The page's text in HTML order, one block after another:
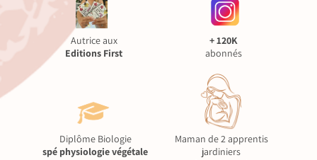
Autrice aux
Editions First
+ 120K
abonnés
Diplôme Biologie
spé physiologie végétale
Maman de 2 apprentis
jardiniers